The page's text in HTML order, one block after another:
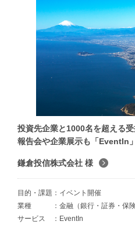
投資先企業と1000名を超える
報告会や企業展示も「EventIn
鎌倉投信株式会社 様
目的・課題
イベント開催
業種
金融（銀行・証券・保険
サービス
EventIn